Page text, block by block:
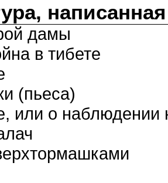
дамы
в тибете
(пьеса)
или о